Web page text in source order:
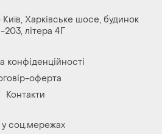
Київ, Харківське шосе, будинок
203, літера 4Г
конфіденційності
оферта
Контакти
соц.мережах